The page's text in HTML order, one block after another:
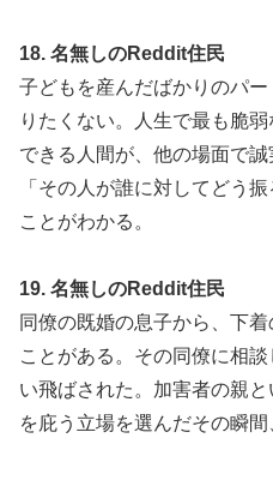
18. 名無しのReddit住民
子どもを産んだばかりのパ
りたくない。人生で最も脆
できる人間が、他の場面で誠
「その人が誰に対してどう
ことがわかる。
19. 名無しのReddit住民
同僚の既婚の息子から、下
ことがある。その同僚に相
い飛ばされた。加害者の親
を庇う立場を選んだその瞬